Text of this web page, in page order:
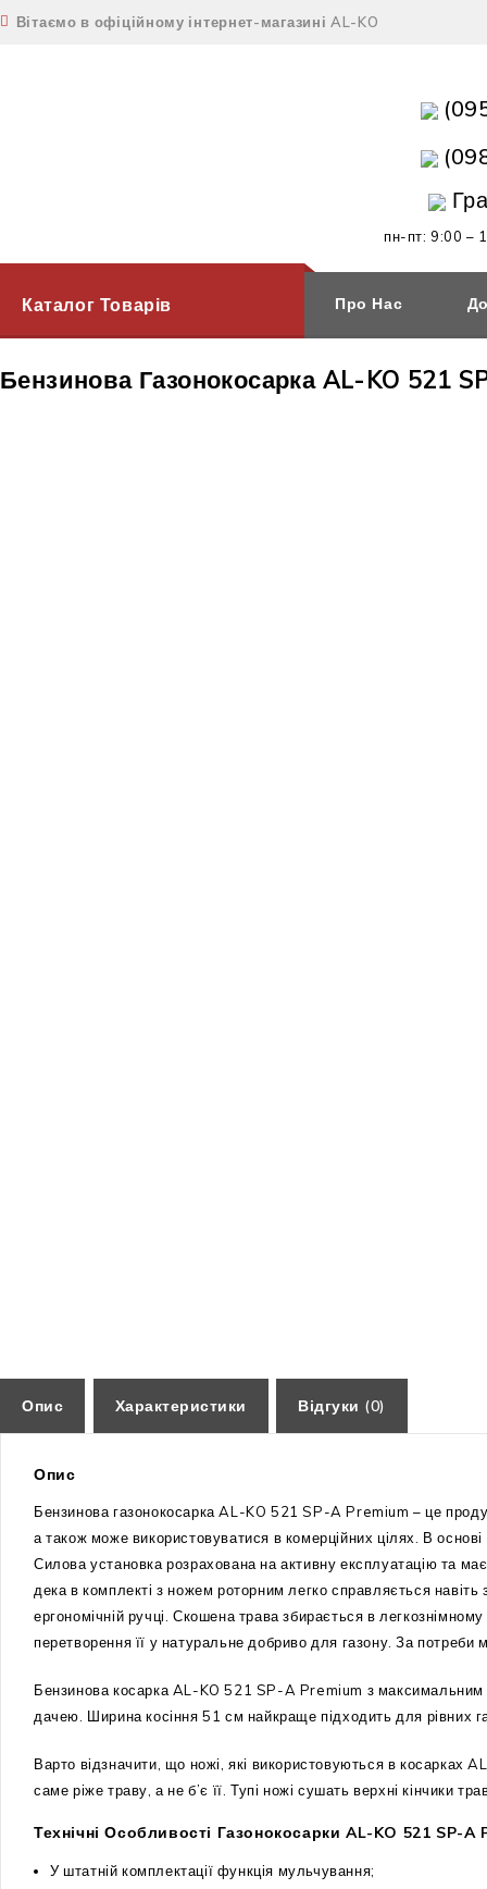
Вітаємо в офіційному інтернет-магазині AL-KO
пн-пт: 9:00 –
Каталог Товарів Про Нас
Бензинова Газонокосарка AL-KO 521
Опис Характеристики Відгуки (0)
Опис
Бензинова газонокосарка AL-KO 521 SP-A Premium – це
а також може використовуватися в комерційних цілях. В
Силова установка розрахована на активну експлуатацію та
дека в комплекті з ножем роторним легко справляється
ергономічній ручці. Скошена трава збирається в
перетворення її у натуральне добриво для газону. За
Бензинова косарка AL-KO 521 SP-A Premium з максимальним
дачею. Ширина косіння 51 см найкраще підходить для рівних
Варто відзначити, що ножі, які використовуються в косарках
саме ріже траву, а не б’є її. Тупі ножі сушать верхні кінчики
Технічні Особливості Газонокосарки AL-KO 521 SP-A
У штатній комплектації функція мульчування;